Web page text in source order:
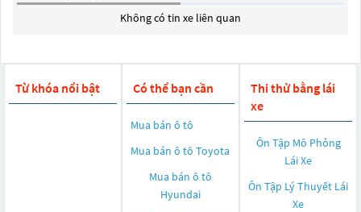
Không có tin xe liên quan
Từ khóa nổi bật Có thể bạn cần
Mua bán ô tô
Mua bán ô tô Toyota
Mua bán ô tô
Hyundai
Thi thử bằng lái
xe
Ôn Tập Mô Phỏng
Lái Xe
Ôn Tập Lý Thuyết Lái
Xe